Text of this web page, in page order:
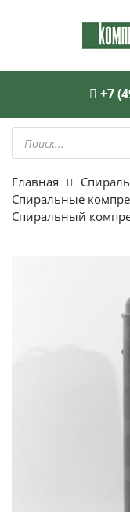
+7
Поиск
товаров
Главная
Спиральные
Спиральный